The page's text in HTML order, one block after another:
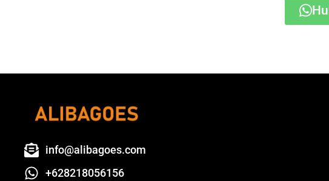
info@alibagoes.com
+628218056156